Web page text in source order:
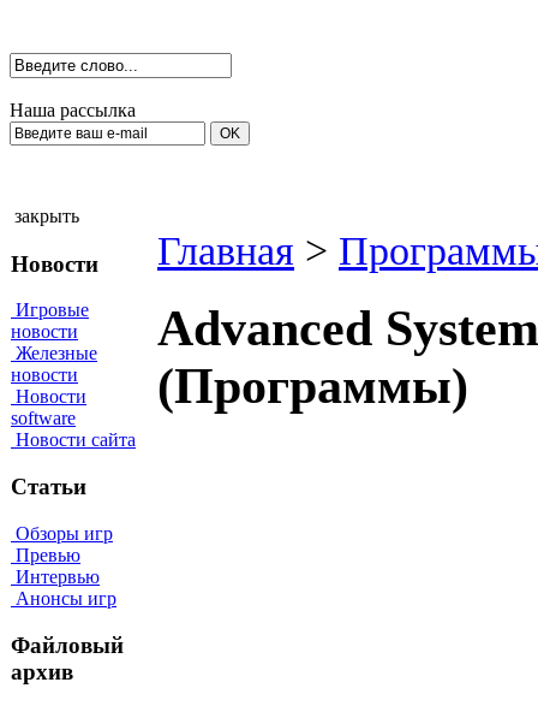
Наша рассылка
закрыть
Новости
Игровые
новости
Железные
новости
Новости
software
Новости сайта
Статьи
Обзоры игр
Превью
Интервью
Анонсы игр
Файловый
архив
Главная >
Advanced
(Программы)